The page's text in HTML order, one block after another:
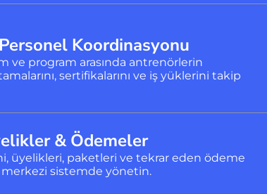
Koordinasyonu
ve program arasında antrenörlerin
sertifikalarını ve iş yüklerini takip
& Ödemeler
üyelikleri, paketleri ve tekrar eden ödeme
merkezi sistemde yönetin.